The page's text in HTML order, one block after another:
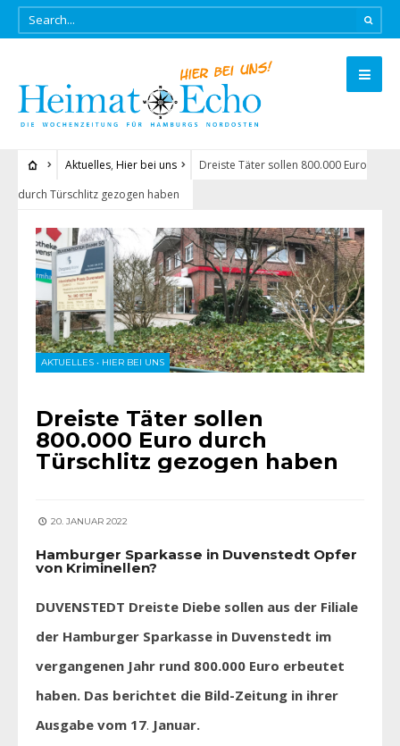
Aktuelles, Hier bei uns
Dreiste Täter sollen 800.000 Euro
durch Türschlitz gezogen haben
AKTUELLES • HIER BEI UNS
Dreiste Täter sollen
800.000 Euro durch
Türschlitz gezogen haben
20. JANUAR 2022
Hamburger Sparkasse in Duvenstedt Opfer
von Kriminellen?
DUVENSTEDT Dreiste Diebe sollen aus der Filiale
der Hamburger Sparkasse in Duvenstedt im
vergangenen Jahr rund 800.000 Euro erbeutet
haben. Das berichtet die Bild-Zeitung in ihrer
Ausgabe vom 17. Januar.